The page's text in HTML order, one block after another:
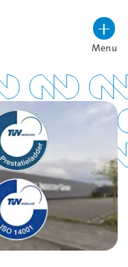
Hoog contrast wisselenMenu